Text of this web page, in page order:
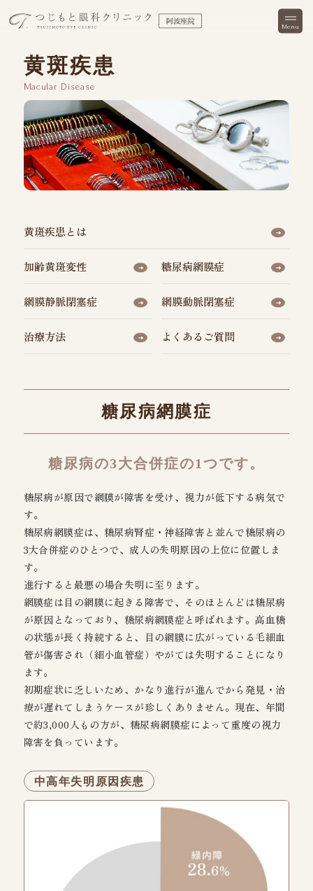
黄斑疾患
Macular Disease
黄斑疾患とは
加齢黄斑変性 糖尿病網膜症
網膜静脈閉塞症 網膜動脈閉塞症
治療方法 よくあるご質問
糖尿病網膜症
糖尿病の3大合併症の1つです。
糖尿病が原因で網膜が障害を受け、視力が低下する病気で
す。
糖尿病網膜症は、糖尿病腎症・神経障害と並んで糖尿病の
3大合併症のひとつで、成人の失明原因の上位に位置しま
す。
進行すると最悪の場合失明に至ります。
網膜症は目の網膜に起きる障害で、そのほとんどは糖尿病
が原因となっており、糖尿病網膜症と呼ばれます。高血糖
の状態が長く持続すると、目の網膜に広がっている毛細血
管が傷害され（細小血管症）やがては失明することになり
ます。
初期症状に乏しいため、かなり進行が進んでから発見・治
療が遅れてしまうケースが珍しくありません。現在、年間
で約3,000人もの方が、糖尿病網膜症によって重度の視力
障害を負っています。
中高年失明原因疾患